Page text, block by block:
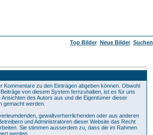
Top Bilder Neue Bilder Suchen
zu den Einträgen abgeben können. Obwohl
von diesem System fernzuhalten, ist es für uns
des Autors aus und die Eigentümer dieser
gemacht werden.
gewaltverherrlichenden oder aus anderen
und Administratoren dieser Website das Recht
Sie stimmen ausserdem zu, dass die im Rahmen
werden.